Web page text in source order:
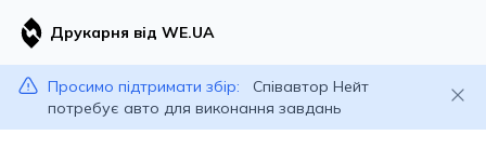
Друкарня від WE.UA
Просимо підтримати збір:
Співавтор Нейт
потребує авто для виконання завдань